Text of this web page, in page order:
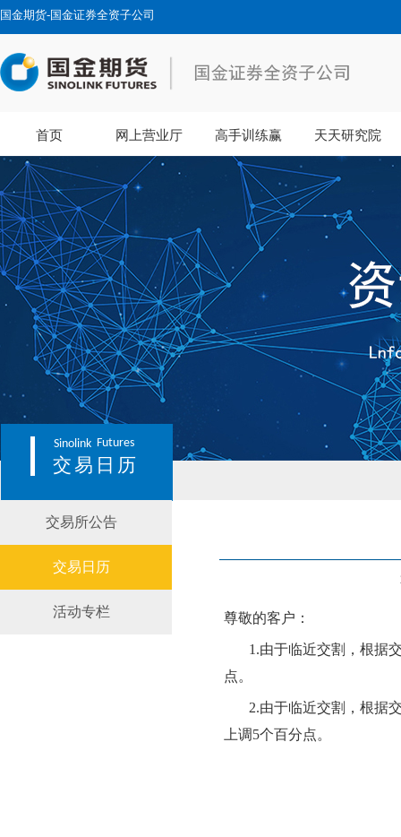
国金期货-国金证券全资子公司
首页 网上营业厅 高手训练赢 天天研究院
Sinolink Futures
交易日历
交易所公告
交易日历
活动专栏 尊敬的客户：
1.由于临近交割，根据
点。
2.由于临近交割，根据
上调5个百分点。